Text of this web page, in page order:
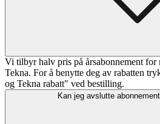
Vi tilbyr halv pris på årsabonnement
Tekna. For å benytte deg av rabatten
og Tekna rabatt" ved bestilling.
Kan jeg avslutte